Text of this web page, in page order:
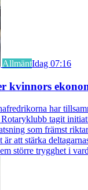
AllmäntIdag 07:16
kvinnors
har
tagit
som främst
att stärka
större trygghet i